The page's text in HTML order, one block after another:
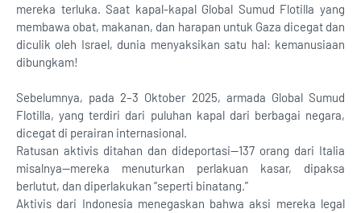
mereka terluka. Saat kapal-kapal Global Sumud Flotilla yang
membawa obat, makanan, dan harapan untuk Gaza dicegat dan
diculik oleh Israel, dunia menyaksikan satu hal: kemanusiaan
dibungkam!
Sebelumnya, pada 2–3 Oktober 2025, armada Global Sumud
Flotilla, yang terdiri dari puluhan kapal dari berbagai negara,
dicegat di perairan internasional.
Ratusan aktivis ditahan dan dideportasi—137 orang dari Italia
misalnya—mereka menuturkan perlakuan kasar, dipaksa
berlutut, dan diperlakukan “seperti binatang.”
Aktivis dari Indonesia menegaskan bahwa aksi mereka legal